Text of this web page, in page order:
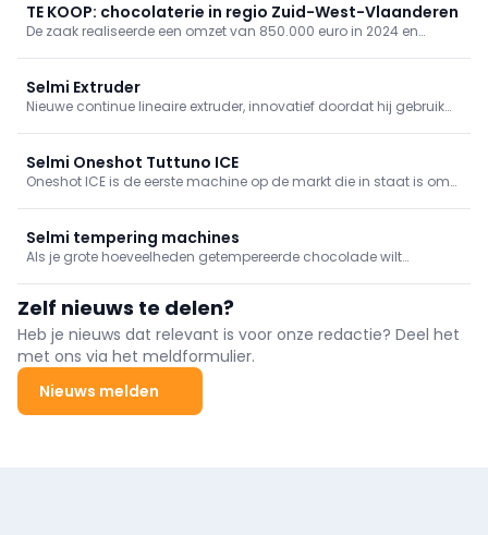
TE KOOP: chocolaterie in regio Zuid-West-Vlaanderen
De zaak realiseerde een omzet van 850.000 euro in 2024 en
Selmi Extruder
Nieuwe continue lineaire extruder, innovatief doordat hij gebruik
produceren, in het bijzonder eiwitrepen en superfoods.
Selmi Oneshot Tuttuno ICE
Oneshot ICE is de eerste machine op de markt die in staat is om
aanpassingen die het mogelijk maken de twee producten snel en
eenvoudig te combineren. Ze werd ontwikkeld om in te spelen op
de vraag van de markt, die al jaren probeert de wereld van
chocolade en ijs te verbinden — twee sectoren die commercieel
sterk op elkaar lijken, maar qua seizoensgebondenheid en
structuur vaak ver uit elkaar liggen.
Selmi tempering machines
Als je grote hoeveelheden getempereerde chocolade wilt
overtrek- en omhulmachines en vormaccessoires maken de
creatie mogelijk van pralines
Zelf nieuws te delen?
Heb je nieuws dat relevant is voor onze redactie? Deel het
met ons via het meldformulier.
Nieuws melden